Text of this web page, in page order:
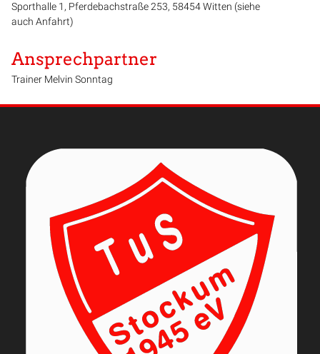
Sporthalle 1, Pferdebachstraße 253, 58454 Witten (siehe
auch Anfahrt)
Ansprechpartner
Trainer Melvin Sonntag